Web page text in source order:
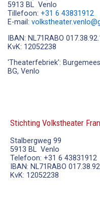
5913 BL Venlo
Tillefoon: +31 6 43831912
E-mail:
IBAN: NL71RABO
KvK: 12052238
'Theaterfebriek':
BG, Venlo
Stichting Volkstheater
Stalbergweg 99
5913 BL Venlo
Telefoon: +31 6 43831912
IBAN: NL71RABO
KvK: 12052238